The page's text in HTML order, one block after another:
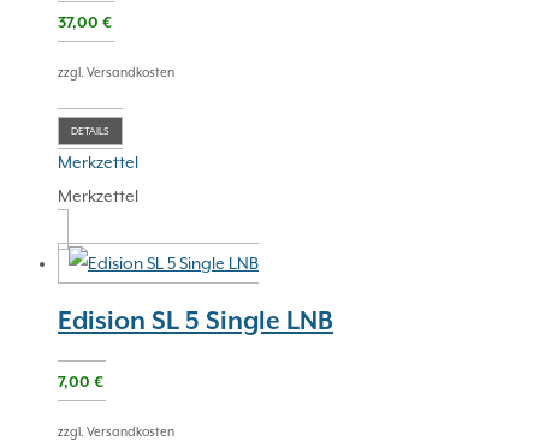
37,00 €
zzgl. Versandkosten
DETAILS
Merkzettel
Merkzettel
Edision SL 5 Single LNB
7,00 €
zzgl. Versandkosten